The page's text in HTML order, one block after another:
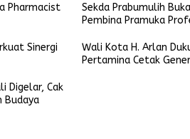
Pharmacist
Sekda Prabumulih
Pembina Pramuka
Sinergi
Wali Kota H. Arlan
Pertamina Cetak
Digelar, Cak
Budaya